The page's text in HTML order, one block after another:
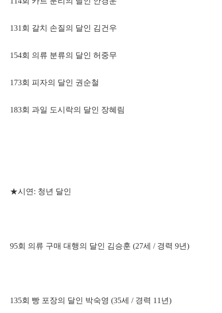
131회 갈치 손질의 달인 김건우
154회 의류 분류의 달인 허중무
173회 피자의 달인 권순철
183회 과일 도시락의 달인 장혜림
★시연: 청년 달인
95회 의류 구매 대행의 달인 김승훈 (27세 / 경력 9년)
135회 빵 포장의 달인 박숙영 (35세 / 경력 11년)